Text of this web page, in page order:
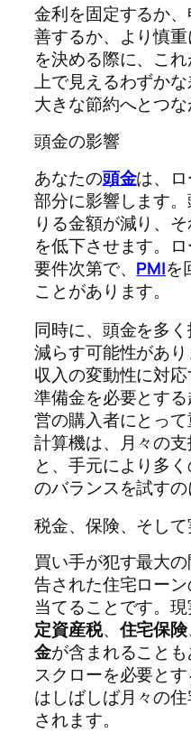
金利を固定するか
善するか、より慎
を決める際に、こ
上で見えるわずか
大きな節約へとつな
頭金の影響
あなたの頭金は、
部分に影響します
りる金額が減り、
を低下させます。
要件次第で、 PMIを
ことがあります。
同時に、頭金を多
減らす可能性があ
収入の変動性に対
準備金を必要とす
営の購入者にとっ
計算機は、月々の
と、手元により多
のバランスを試すの
税金、保険、そし
買い手が犯す最大
告された住宅ロー
当てることです。
定資産税、 住宅保険
金が含まれること
スクローを必要と
はしばしば月々の
されます。